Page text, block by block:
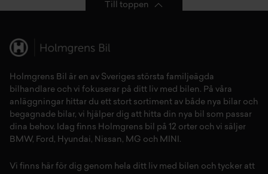
Till toppen
Holmgrens Bil är en av Sveriges största familjeägda
bilhandlare och vi fokuserar på ditt liv med bilen. På våra
anläggningar hittar du ett stort sortiment av både nya bilar och
begagnade bilar, vi hjälper dig att hitta din nya bil som passar
dina behov. Idag finns Holmgrens bil på 12 orter och vi säljer
BMW, Ford, Hyundai, Nissan , MG och MINI.
Vi finns här för dig genom hela ditt liv med bilen och tycker att